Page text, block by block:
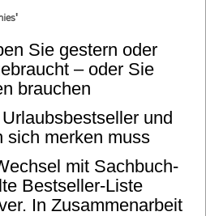
Sie gestern oder
– oder Sie
brauchen
und
sich merken muss
mit Sachbuch-
Bestseller-Liste
In Zusammenarbeit